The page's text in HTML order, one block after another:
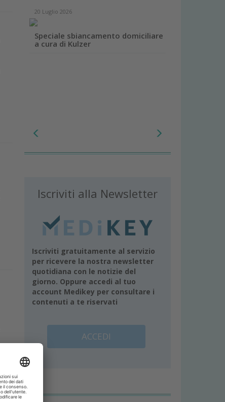
20 Luglio 2026
Speciale sbiancamento domiciliare
a cura di Kulzer
Iscriviti alla Newsletter
Iscriviti gratuitamente al servizio
per ricevere la nostra newsletter
quotidiana con le notizie del
giorno. Oppure accedi al tuo
account Medikey per consultare i
contenuti a te riservati
ACCEDI